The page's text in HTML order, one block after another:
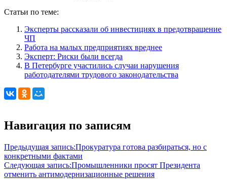
Статьи по теме:
Эксперты рассказали об инвестициях в предотвращение
ЧП
Работа на малых предприятиях вреднее
Эксперт: Риски были всегда
В Петербурге участились случаи нарушения
работодателями трудового законодательства
Навигация по записям
Предыдущая запись:Прокуратура готова разбираться, но с
конкретными фактами
Следующая запись:Промышленники просят Президента
отменить антимодернизационные решения